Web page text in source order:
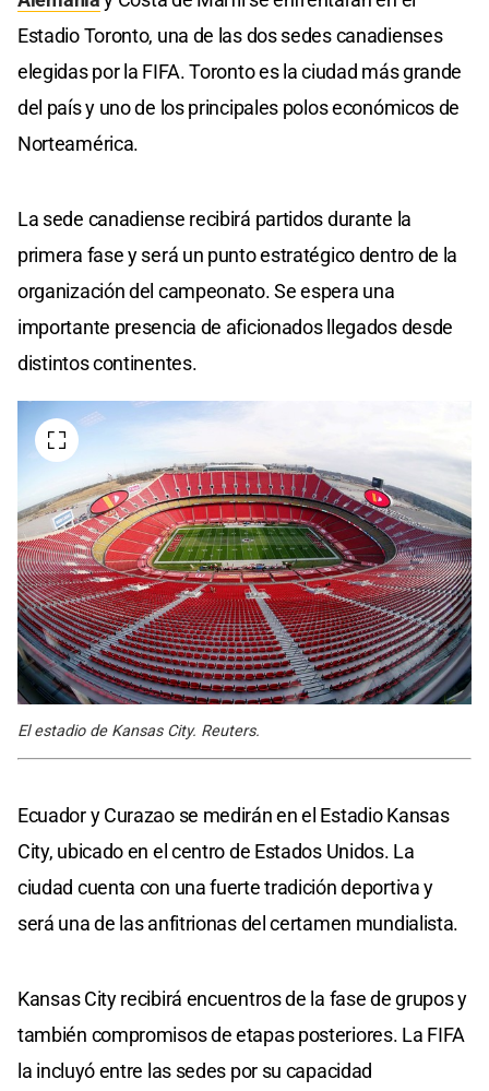
Estadio Toronto, una de las dos sedes canadienses
elegidas por la FIFA. Toronto es la ciudad más grande
del país y uno de los principales polos económicos de
Norteamérica.
La sede canadiense recibirá partidos durante la
primera fase y será un punto estratégico dentro de la
organización del campeonato. Se espera una
importante presencia de aficionados llegados desde
distintos continentes.
El estadio de Kansas City. Reuters.
Ecuador y Curazao se medirán en el Estadio Kansas
City, ubicado en el centro de Estados Unidos. La
ciudad cuenta con una fuerte tradición deportiva y
será una de las anfitrionas del certamen mundialista.
Kansas City recibirá encuentros de la fase de grupos y
también compromisos de etapas posteriores. La FIFA
la incluyó entre las sedes por su capacidad